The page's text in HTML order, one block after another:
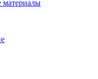
материалы